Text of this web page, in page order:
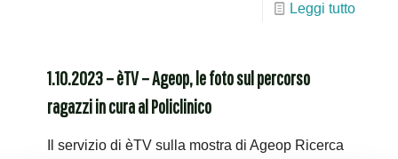
Leggi tutto
1.10.2023 – èTV – Ageop, le foto sul percorso
ragazzi in cura al Policlinico
Il servizio di èTV sulla mostra di Ageop Ricerca